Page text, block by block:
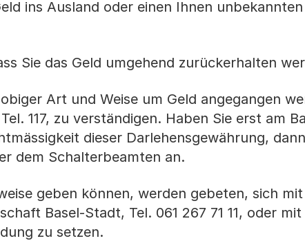
ins Ausland oder einen Ihnen
das Geld umgehend zurückerhalten
Art und Weise um Geld angegangen
117, zu verständigen. Haben Sie erst am
dieser Darlehensgewährung,
dem Schalterbeamten an.
geben können, werden gebeten, sich
Basel-Stadt, Tel. 061 267 71 11, oder
zu setzen.